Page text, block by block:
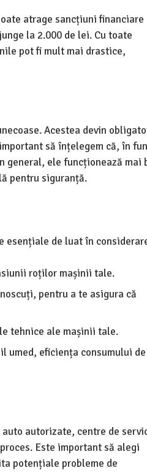
atrage sancțiuni financiare
la 2.000 de lei. Cu toate
pot fi mult mai drastice,
Acestea devin
să înțelegem că, în
ele funcționează mai
pentru siguranță.
esențiale de luat în
roților mașinii tale.
pentru a te asigura că
tehnice ale mașinii tale.
umed, eficiența consumului de
autorizate, centre de
Este important să alegi
potențiale probleme de